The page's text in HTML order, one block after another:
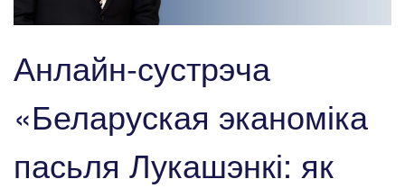
Анлайн-сустрэча
«Беларуская эканоміка
пасьля Лукашэнкі: як